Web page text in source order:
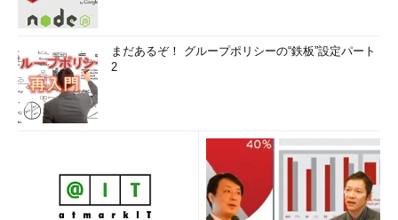
まだあるぞ！ グループポリシーの“鉄板”設定パート
2